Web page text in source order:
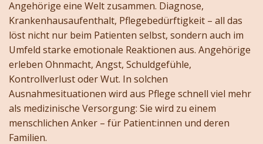
Angehörige eine Welt zusammen. Diagnose,
Krankenhausaufenthalt, Pflegebedürftigkeit – all das
löst nicht nur beim Patienten selbst, sondern auch im
Umfeld starke emotionale Reaktionen aus. Angehörige
erleben Ohnmacht, Angst, Schuldgefühle,
Kontrollverlust oder Wut. In solchen
Ausnahmesituationen wird aus Pflege schnell viel mehr
als medizinische Versorgung: Sie wird zu einem
menschlichen Anker – für Patient:innen und deren
Familien.